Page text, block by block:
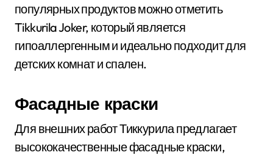
популярных продуктов можно отметить
Tikkurila Joker, который является
гипоаллергенным и идеально подходит для
детских комнат и спален.
Фасадные краски
Для внешних работ Тиккурила предлагает
высококачественные фасадные краски,